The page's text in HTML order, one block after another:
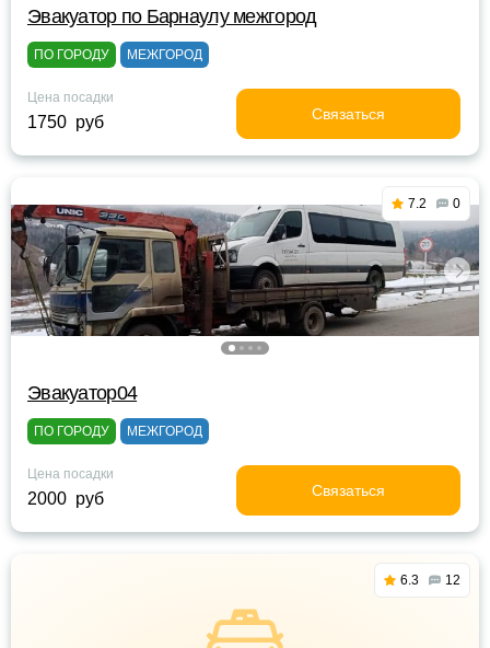
Эвакуатор по Барнаулу межгород
ПО ГОРОДУ МЕЖГОРОД
Цена посадки
1750 руб Связаться
7.2 0
Эвакуатор04
ПО ГОРОДУ МЕЖГОРОД
Цена посадки
2000 руб Связаться
6.3 12